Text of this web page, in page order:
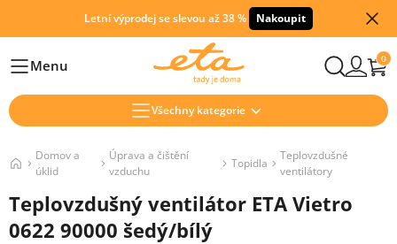
Letní výprodej se slevou až 38 % Nakoupit
HlavníMenu 0
Všechny kategorie
Domov a
úklid
Úprava a čištění
vzduchu
Topidla
Teplovzdušné
ventilátory
Teplovzdušný ventilátor ETA Vietro
0622 90000 šedý/bílý